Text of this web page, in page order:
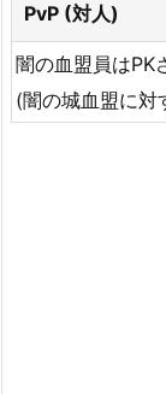
PvP (対人)
闇の血盟員はPK
(闇の城血盟に対